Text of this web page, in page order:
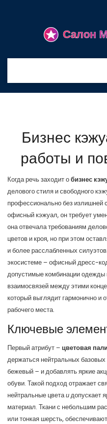
Бизнес
работы и
Когда речь заходит обизнес
делового стиля и свободного
профессионально без излишней
офисный кэжуал, он требует
она отвечала требованиям
цветов и кроя, но при этом
и более расслабленных силуэтов
экосистеме – офисный дресс-
допустимые комбинации одежды
взаимосвязей между этими
который выглядит гармонично и
рабочего места.
Ключевые
Первый атрибут – цветовая
держаться нейтральных
бежевый – и добавлять яркие
обуви. Такой подход отражает
нейтральные цветаидопускает
материал. Ткани с небольшим
или тонкая шерсть,